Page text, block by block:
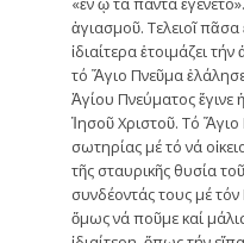
ἁγιασμοῦ. Τελειοῖ πᾶσα
ἰδιαίτερα ἑτοιμάζει
τό Ἅγιο Πνεῦμα
Ἁγίου Πνεύματος ἔγινε
Ἰησοῦ Χριστοῦ. Τό Ἅγιο
σωτηρίας μέ τό νά
τῆς σταυρικῆς θυσία
συνδέοντάς τους μέ
ὅμως νά ποῦμε καί